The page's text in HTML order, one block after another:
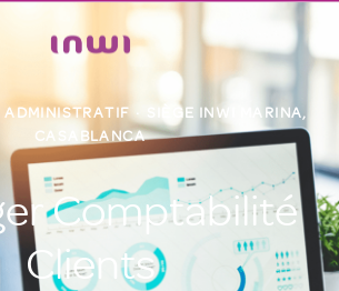
·
SIÈGE INWI MARINA,
CASABLANCA
Comptabilité
Clients